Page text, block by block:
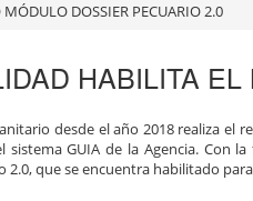
DOSSIER PECUARIO 2.0
HABILITA
desde el año 2018 realiza el
GUIA de la Agencia. Con
que se encuentra habilitado